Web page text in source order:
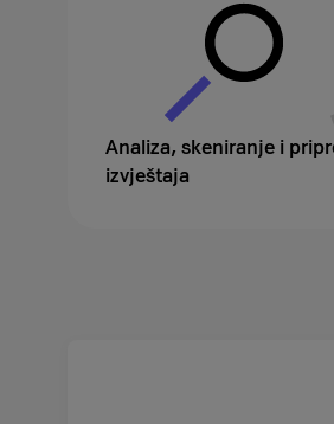
Analiza, skeniranje i
izvještaja